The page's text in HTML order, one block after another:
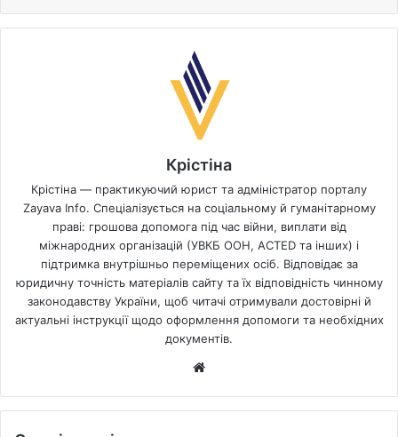
Крістіна
Крістіна — практикуючий юрист та адміністратор порталу
Zayava Info. Спеціалізується на соціальному й гуманітарному
праві: грошова допомога під час війни, виплати від
міжнародних організацій (УВКБ ООН, ACTED та інших) і
підтримка внутрішньо переміщених осіб. Відповідає за
юридичну точність матеріалів сайту та їх відповідність чинному
законодавству України, щоб читачі отримували достовірні й
актуальні інструкції щодо оформлення допомоги та необхідних
документів.